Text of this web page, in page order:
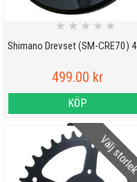
Shimano Drevset (SM-CRE70)
★ ★ ★ ★ ★
499.00 kr
KÖP
Välj